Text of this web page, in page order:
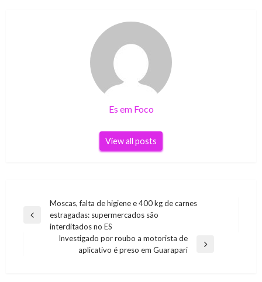
Es em Foco
View all posts
Navegação
de
Previous
Moscas, falta de higiene e 400 kg de carnes
estragadas: supermercados são
interditados no ES
Investigado por roubo a motorista de
aplicativo é preso em Guarapari